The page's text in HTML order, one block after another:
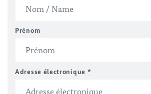
Prénom
Adresse électronique *